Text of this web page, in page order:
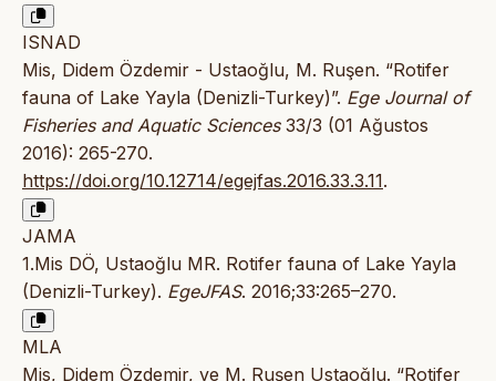
ISNAD
Mis, Didem Özdemir - Ustaoğlu, M. Ruşen. “Rotifer
fauna of Lake Yayla (Denizli-Turkey)”. Ege Journal of
Fisheries and Aquatic Sciences33/3 (01 Ağustos
2016): 265-270.
https://doi.org/10.12714/egejfas.2016.33.3.11.
JAMA
1.Mis DÖ, Ustaoğlu MR. Rotifer fauna of Lake Yayla
(Denizli-Turkey). EgeJFAS. 2016;33:265–270.
MLA
Mis, Didem Özdemir, ve M. Ruşen Ustaoğlu. “Rotifer